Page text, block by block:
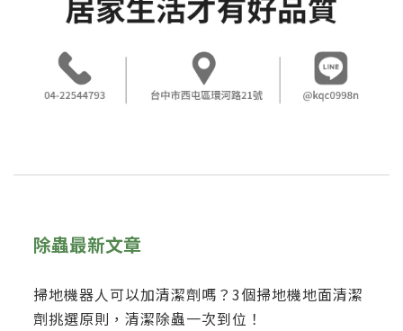
除蟲最新文章
掃地機器人可以加清潔劑嗎？3個掃地機地面清潔
劑挑選原則，清潔除蟲一次到位！